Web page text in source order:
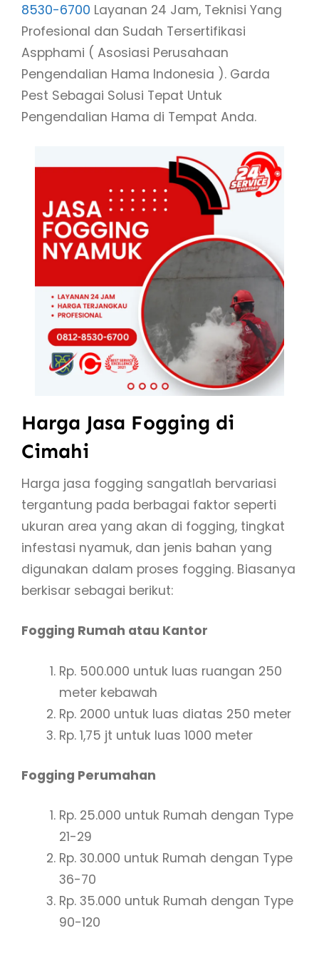
8530-6700 Layanan 24 Jam, Teknisi Yang
Profesional dan Sudah Tersertifikasi
Aspphami ( Asosiasi Perusahaan
Pengendalian Hama Indonesia ). Garda
Pest Sebagai Solusi Tepat Untuk
Pengendalian Hama di Tempat Anda.
Harga Jasa Fogging di
Cimahi
Harga jasa fogging sangatlah bervariasi
tergantung pada berbagai faktor seperti
ukuran area yang akan di fogging, tingkat
infestasi nyamuk, dan jenis bahan yang
digunakan dalam proses fogging. Biasanya
berkisar sebagai berikut:
Fogging Rumah atau Kantor
Rp. 500.000 untuk luas ruangan 250
meter kebawah
Rp. 2000 untuk luas diatas 250 meter
Rp. 1,75 jt untuk luas 1000 meter
Fogging Perumahan
Rp. 25.000 untuk Rumah dengan Type
21-29
Rp. 30.000 untuk Rumah dengan Type
36-70
Rp. 35.000 untuk Rumah dengan Type
90-120